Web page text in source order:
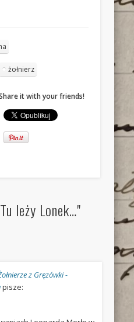
żołnierz
it with your friends!
leży Lonek…"
z Gręzówki -
pisze: